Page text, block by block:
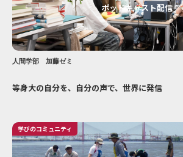
ポッドキャスト配信
人間学部 加藤ゼミ
等身大の自分を、自分の声で、世界に発信
学びのコミュニティ